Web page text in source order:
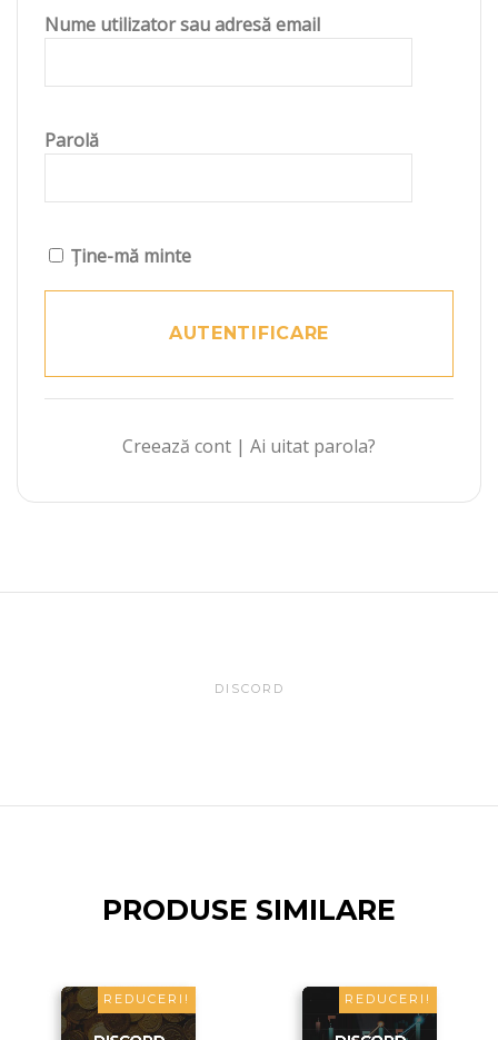
Nume utilizator sau adresă email
Parolă
Ține-mă minte
Creează cont | Ai uitat parola?
DISCORD
PRODUSE SIMILARE
REDUCERI! REDUCERI!